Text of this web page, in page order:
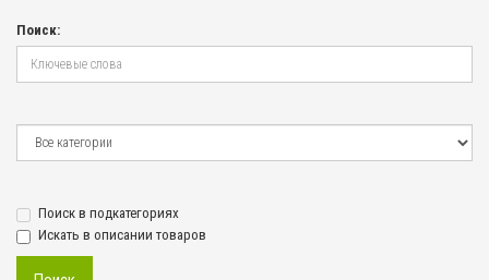
Поиск:
Поиск в подкатегориях
Искать в описании товаров